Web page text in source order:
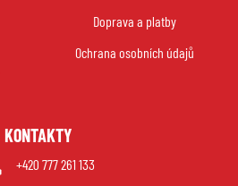
Doprava a platby
Ochrana osobních údajů
KONTAKTY
+420 777 261 133